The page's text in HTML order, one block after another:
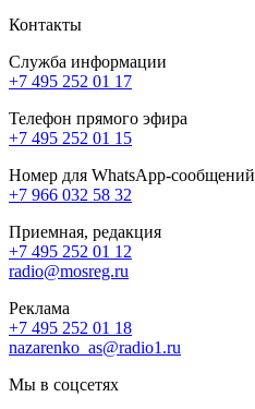
Контакты
Служба информации
+7 495 252 01 17
Телефон прямого эфира
+7 495 252 01 15
Номер для WhatsApp-сообщений
+7 966 032 58 32
Приемная, редакция
+7 495 252 01 12
radio@mosreg.ru
Реклама
+7 495 252 01 18
nazarenko_as@radio1.ru
Мы в соцсетях